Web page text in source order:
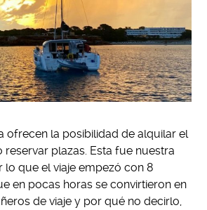
ofrecen la posibilidad de alquilar el
reservar plazas. Esta fue nuestra
lo que el viaje empezó con 8
en pocas horas se convirtieron en
de viaje y por qué no decirlo,